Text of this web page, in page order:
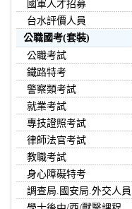
國軍人才招募
台水評價人員
公職國考(套裝)
公職考試
鐵路特考
警察類考試
就業考試
專技證照考試
律師法官考試
教職考試
身心障礙特考
調查局.國安局.外交人員